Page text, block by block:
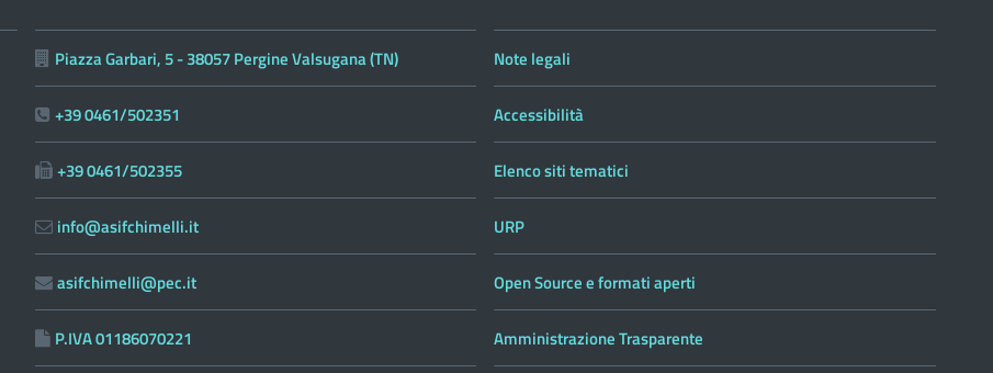
Piazza Garbari, 5 - 38057 Pergine Valsugana (TN)
+39 0461/502351
+39 0461/502355
info@asifchimelli.it
asifchimelli@pec.it
P.IVA 01186070221
Note legali
Accessibilità
Elenco siti tematici
URP
Open Source e formati aperti
Amministrazione Trasparente